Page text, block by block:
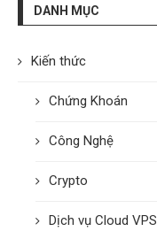
DANH MỤC
Kiến thức
Chứng Khoán
Công Nghệ
Crypto
Dịch vụ Cloud VPS